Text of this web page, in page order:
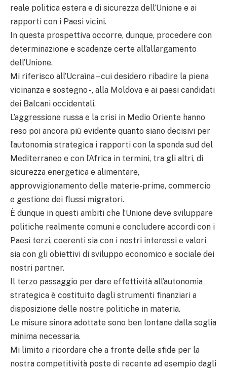
reale politica estera e di sicurezza dell’Unione e ai
rapporti con i Paesi vicini.
In questa prospettiva occorre, dunque, procedere con
determinazione e scadenze certe all’allargamento
dell’Unione.
Mi riferisco all’Ucraìna – cui desidero ribadire la piena
vicinanza e sostegno -, alla Moldova e ai paesi candidati
dei Balcani occidentali.
L’aggressione russa e la crisi in Medio Oriente hanno
reso poi ancora più evidente quanto siano decisivi per
l’autonomia strategica i rapporti con la sponda sud del
Mediterraneo e con l’Africa in termini, tra gli altri, di
sicurezza energetica e alimentare,
approvvigionamento delle materie-prime, commercio
e gestione dei flussi migratori.
È dunque in questi ambiti che l’Unione deve sviluppare
politiche realmente comuni e concludere accordi con i
Paesi terzi, coerenti sia con i nostri interessi e valori
sia con gli obiettivi di sviluppo economico e sociale dei
nostri partner.
Il terzo passaggio per dare effettività all’autonomia
strategica è costituito dagli strumenti finanziari a
disposizione delle nostre politiche in materia.
Le misure sinora adottate sono ben lontane dalla soglia
minima necessaria.
Mi limito a ricordare che a fronte delle sfide per la
nostra competitività poste di recente ad esempio dagli